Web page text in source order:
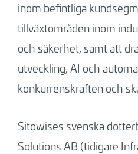
inom befintliga
tillväxtområden inom
och säkerhet, samt att
utveckling, AI och
konkurrenskraften och
Sitowises svenska
Solutions AB (tidigare